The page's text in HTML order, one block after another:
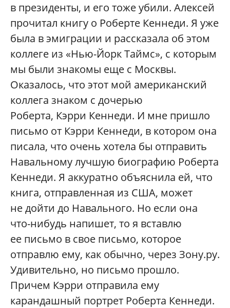
в президенты, и его тоже убили. Алексей
прочитал книгу о Роберте Кеннеди. Я уже
была в эмиграции и рассказала об этом
коллеге из «Нью-Йорк Таймс», с которым
мы были знакомы еще с Москвы.
Оказалось, что этот мой американский
коллега знаком с дочерью
Роберта, Кэрри Кеннеди. И мне пришло
письмо от Кэрри Кеннеди, в котором она
писала, что очень хотела бы отправить
Навальному лучшую биографию Роберта
Кеннеди. Я аккуратно объяснила ей, что
книга, отправленная из США, может
не дойти до Навального. Но если она
что-нибудь напишет, то я вставлю
ее письмо в свое письмо, которое
отправлю ему, как обычно, через Зону.ру.
Удивительно, но письмо прошло.
Причем Кэрри отправила ему
карандашный портрет Роберта Кеннеди.